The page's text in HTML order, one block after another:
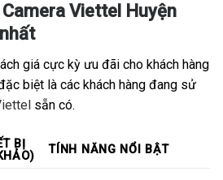
Viettel Huyện
giá cực kỳ ưu đãi cho khách hàng
biệt là các khách hàng đang sử
sẵn có.
BỊ
TÍNH NĂNG NỔI BẬT